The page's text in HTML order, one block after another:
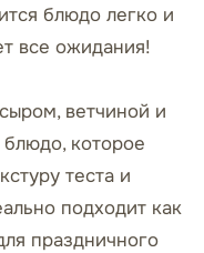
блюдо легко и
все ожидания!
ветчиной и
которое
теста и
подходит как
праздничного